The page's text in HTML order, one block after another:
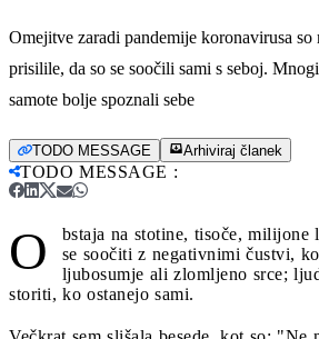
Omejitve zaradi pandemije koronavirusa
prisilile, da so se soočili sami s seboj.
samote bolje spoznali sebe
TODO MESSAGE Arhiviraj članek
TODO MESSAGE :
O
bstaja na stotine, tisoče,
se soočiti z negativnimi čustvi,
ljubosumje ali zlomljeno srce;
storiti, ko ostanejo sami.